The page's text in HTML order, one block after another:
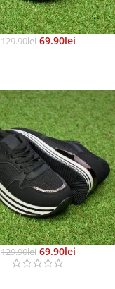
129.90Lei 69.90Lei
129.90Lei 69.90Lei